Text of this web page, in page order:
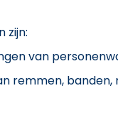
zijn:
van
remmen, banden,